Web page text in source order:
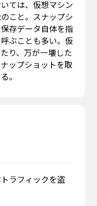
ては、仮想マシン
こと。スナップシ
存データ自体を指
ぶことも多い。仮
り、万が一壊した
ップショットを取
。
ラフィックを盗